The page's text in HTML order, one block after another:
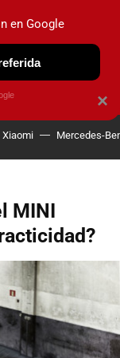
Xiaomi Mercedes-
MINI
×
en Google